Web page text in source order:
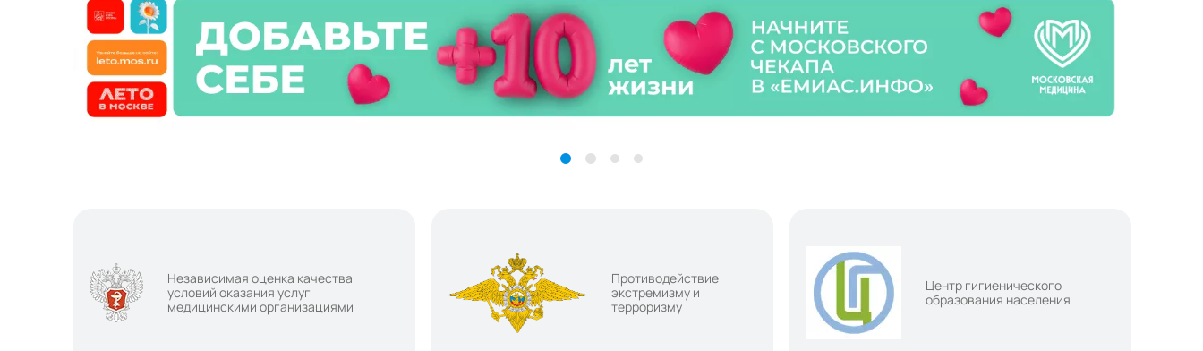
Независимая оценка качества
условий оказания услуг
медицинскими организациями
Противодействие
экстремизму и
терроризму
Центр гигиенического
образования населения